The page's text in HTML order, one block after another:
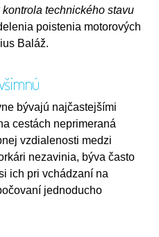
technického stavu
poistenia motorových
Baláž.
bývajú najčastejšími
cestách neprimeraná
vzdialenosti medzi
nezavinia, býva často
ich pri vchádzaní na
jednoducho